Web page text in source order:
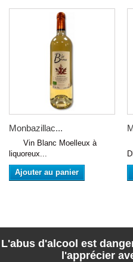
Monbazillac...
Vin Blanc Moelleux à
liquoreux...
Ajouter au panier
L'abus d'alcool est
l'apprécier